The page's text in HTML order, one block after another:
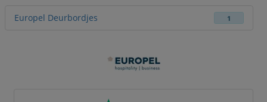
Europel Deurbordjes 1